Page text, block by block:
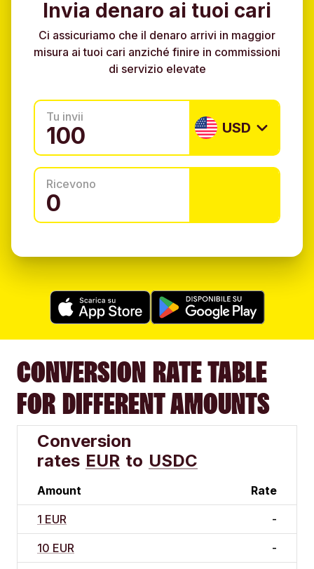
Invia denaro ai tuoi cari
Ci assicuriamo che il denaro arrivi in maggior
misura ai tuoi cari anziché finire in commissioni
di servizio elevate
Tu invii
USD
Ricevono
CONVERSION RATE TABLE
FOR DIFFERENT AMOUNTS
Conversion
rates EUR to USDC
Amount Rate
1 EUR -
10 EUR -